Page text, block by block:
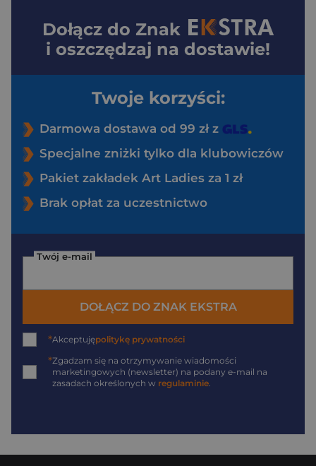
Dołącz do Znak
i oszczędzaj na dostawie!
Twoje korzyści:
Darmowa dostawa od 99 zł z
Specjalne zniżki tylko dla klubowiczów
Pakiet zakładek Art Ladies za 1 zł
Brak opłat za uczestnictwo
Twój e-mail
DOŁĄCZ DO ZNAK EKSTRA
*Akceptujępolitykę prywatności
*Zgadzam się na otrzymywanie wiadomości
marketingowych (newsletter) na podany e-mail na
zasadach określonych w regulaminie.